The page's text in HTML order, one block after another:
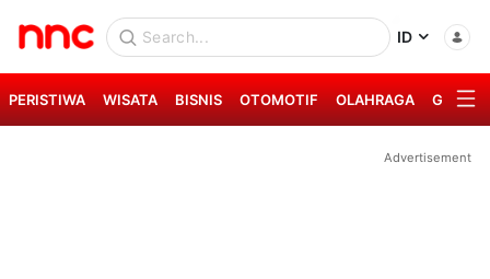
ID
PERISTIWA WISATA BISNIS OTOMOTIF OLAHRAGA GAYA
Advertisement